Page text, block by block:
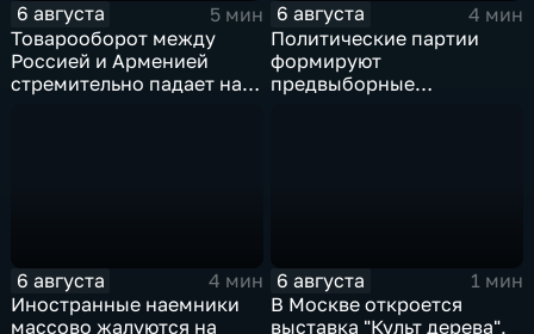
6 августа
5 мин
Товарооборот между
Россией и Арменией
стремительно падает на
6 августа
4 мин
Политические партии
формируют
предвыборные
6 августа
4 мин
Иностранные наемники
массово жалуются на
6 августа
1 мин
В Москве откроется
выставка "Культ дерева",